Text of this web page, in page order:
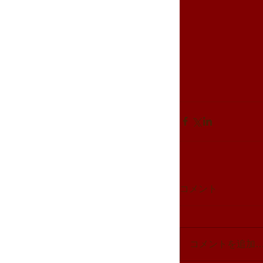
コメント
コメントを追加